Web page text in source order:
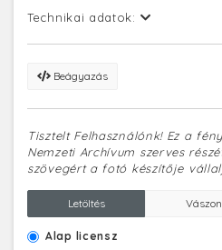
Technikai adatok:
Beágyazás
Tisztelt Felhasználónk! Ez a
Nemzeti Archívum szerves
szövegért a fotó készítője
Letöltés Vászon
Alap licensz